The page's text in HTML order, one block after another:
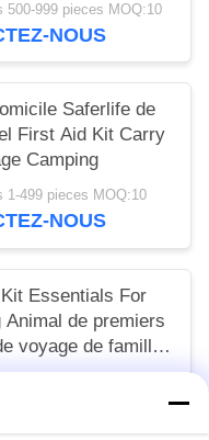
500-999 pieces MOQ:10
NOUS
Saferlife de
First Aid Kit Carry
Camping
1-499 pieces MOQ:10
NOUS
Essentials For
Animal de premiers
voyage de famille
l'urgence 20cm